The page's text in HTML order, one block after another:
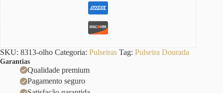
SKU: 8313-olho Categoria: Pulseiras Tag: Pulseira Dourada
Garantias
Qualidade premium
Pagamento seguro